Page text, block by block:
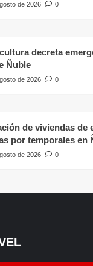
de 2026 0
decreta
Ñuble
de 2026 0
de viviendas de
por temporales en
de 2026 0